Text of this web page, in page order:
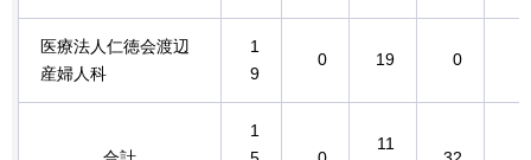
医療法人仁徳会渡辺
産婦人科
1
9
0 19 0
1
11